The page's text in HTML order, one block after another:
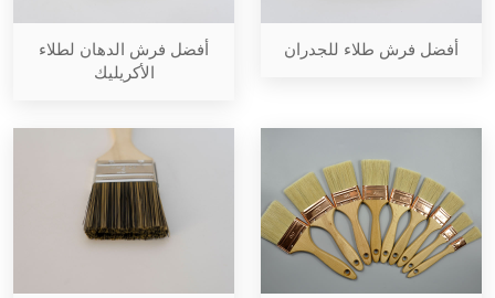
أفضل فرش طلاء للجدران
أفضل فرش الدهان لطلاء
الأكريليك